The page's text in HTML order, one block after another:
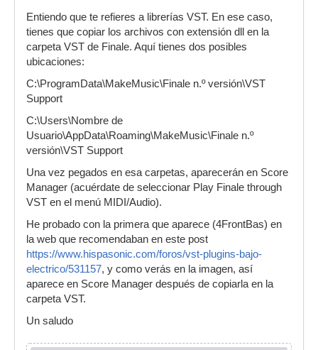
Entiendo que te refieres a librerías VST. En ese caso,
tienes que copiar los archivos con extensión dll en la
carpeta VST de Finale. Aquí tienes dos posibles
ubicaciones:
C:\ProgramData\MakeMusic\Finale n.º versión\VST
Support
C:\Users\Nombre de
Usuario\AppData\Roaming\MakeMusic\Finale n.º
versión\VST Support
Una vez pegados en esa carpetas, aparecerán en Score
Manager (acuérdate de seleccionar Play Finale through
VST en el menú MIDI/Audio).
He probado con la primera que aparece (4FrontBas) en
la web que recomendaban en este post
https://www.hispasonic.com/foros/vst-plugins-bajo-
electrico/531157, y como verás en la imagen, así
aparece en Score Manager después de copiarla en la
carpeta VST.
Un saludo